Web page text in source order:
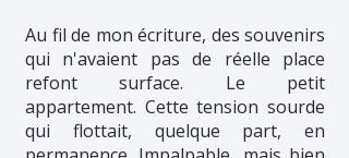
Au fil de mon écriture, des souvenirs
qui n'avaient pas de réelle place
refont surface. Le petit
appartement. Cette tension sourde
qui flottait, quelque part, en